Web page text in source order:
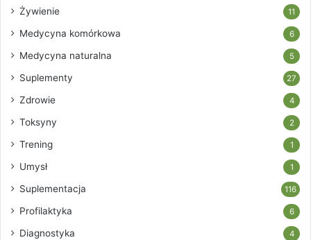
Żywienie 11
Medycyna komórkowa 6
Medycyna naturalna 5
Suplementy 27
Zdrowie 4
Toksyny 2
Trening 1
Umysł 1
Suplementacja 116
Profilaktyka 6
Diagnostyka 4